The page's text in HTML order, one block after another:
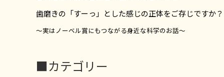
歯磨きの「すーっ」とした感じの正体をご存じですか？
～実はノーベル賞にもつながる身近な科学のお話～
■カテゴリー